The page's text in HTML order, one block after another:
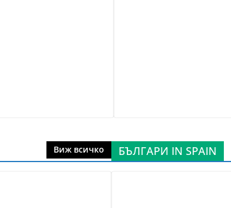
Виж всичко БЪЛГАРИ IN SPAIN